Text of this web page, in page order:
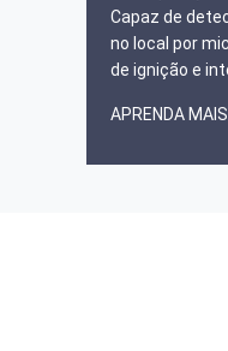
Capaz de
no local por
de ignição e
embalagens
APRENDA
------ Igor Booklan